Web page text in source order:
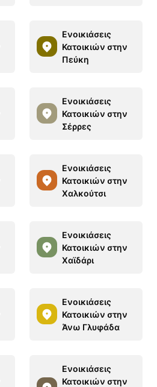
Ενοικιάσεις
Κατοικιών στην
Πεύκη
Ενοικιάσεις
Κατοικιών στην
Σέρρες
Ενοικιάσεις
Κατοικιών στην
Χαλκούτσι
Ενοικιάσεις
Κατοικιών στην
Χαϊδάρι
Ενοικιάσεις
Κατοικιών στην
Άνω Γλυφάδα
Ενοικιάσεις
Κατοικιών στην